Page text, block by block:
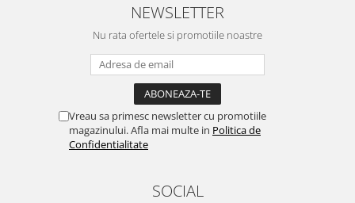
NEWSLETTER
Nu rata ofertele si promotiile noastre
Vreau sa primesc newsletter cu promotiile
magazinului. Afla mai multe in Politica de
Confidentialitate
SOCIAL